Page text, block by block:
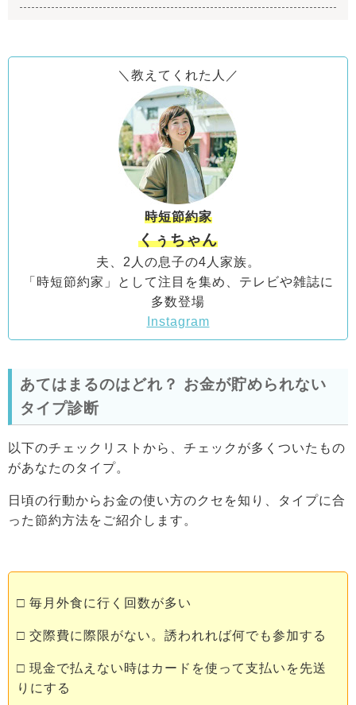
＼教えてくれた人／
時短節約家
くぅちゃん
夫、2人の息子の4人家族。
「時短節約家」として注目を集め、テレビや雑誌に
多数登場
Instagram
あてはまるのはどれ？ お金が貯められない
タイプ診断
以下のチェックリストから、チェックが多くついたもの
があなたのタイプ。
日頃の行動からお金の使い方のクセを知り、タイプに合
った節約方法をご紹介します。
□ 毎月外食に行く回数が多い
□ 交際費に際限がない。誘われれば何でも参加する
□ 現金で払えない時はカードを使って支払いを先送
りにする